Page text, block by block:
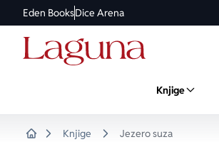
Eden BooksDice Arena
Knjige
Knjige Jezero suza